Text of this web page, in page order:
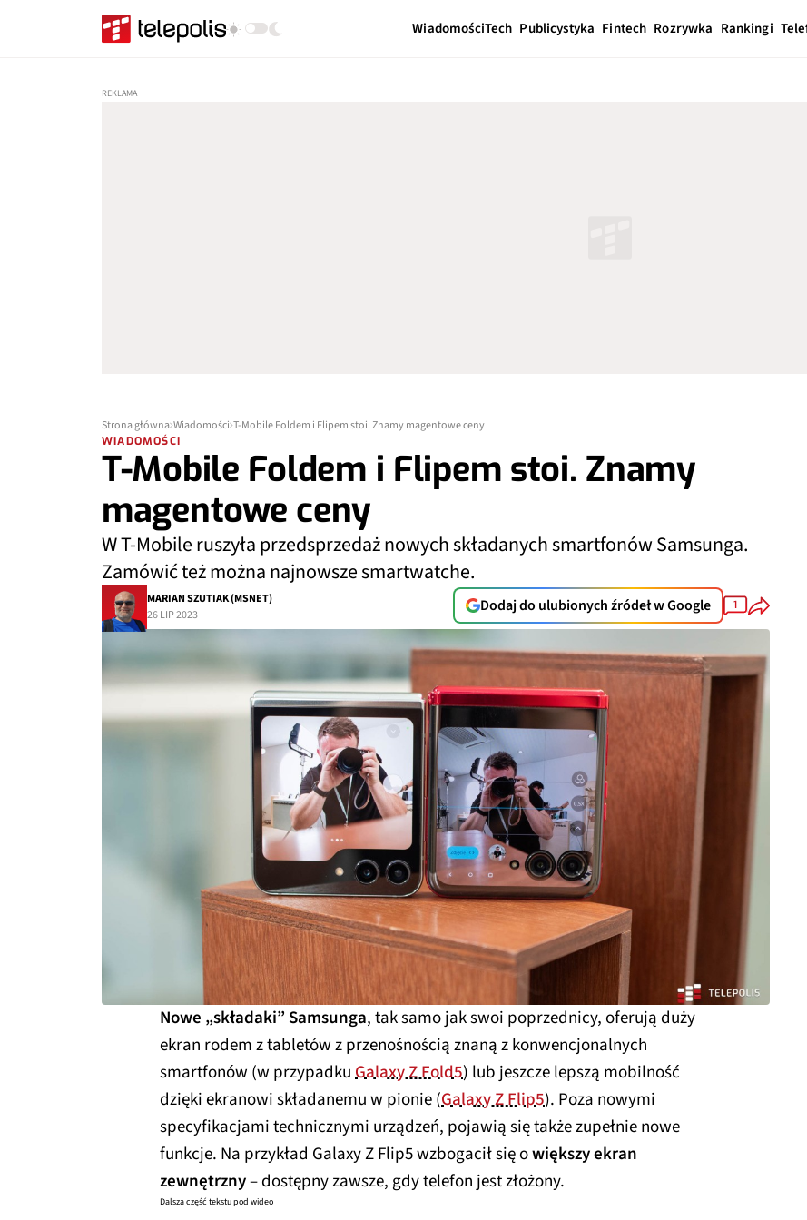
WiadomościTech Publicystyka Fintech Rozrywka Rankingi
Strona główna Wiadomości T-Mobile Foldem i Flipem stoi. Znamy magentowe ceny
WIADOMOŚCI
T-Mobile Foldem i Flipem stoi. Znamy
magentowe ceny
W T-Mobile ruszyła przedsprzedaż nowych składanych smartfonów Samsunga.
Zamówić też można najnowsze smartwatche.
MARIAN SZUTIAK (MSNET)
26 LIP 2023
Dodaj do ulubionych źródeł w Google 1
Nowe „składaki” Samsunga, tak samo jak swoi poprzednicy, oferują duży
ekran rodem z tabletów z przenośnością znaną z konwencjonalnych
smartfonów (w przypadkuGalaxy Z Fold5) lub jeszcze lepszą mobilność
dzięki ekranowi składanemu w pionie (Galaxy Z Flip5). Poza nowymi
specyfikacjami technicznymi urządzeń, pojawią się także zupełnie nowe
funkcje. Na przykład Galaxy Z Flip5 wzbogacił się owiększy ekran
zewnętrzny– dostępny zawsze, gdy telefon jest złożony.
Dalsza część tekstu pod wideo